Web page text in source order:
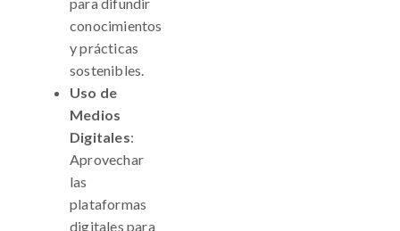
para difundir
conocimientos
y prácticas
sostenibles.
Uso de
Medios
Digitales:
Aprovechar
las
plataformas
digitales para